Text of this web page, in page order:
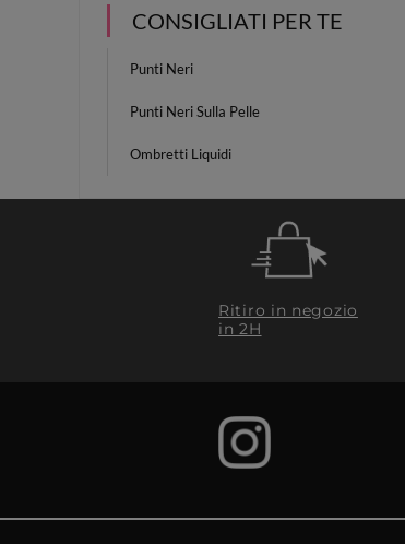
CONSIGLIATI PER TE
Punti Neri
Punti Neri Sulla Pelle
Ombretti Liquidi
Ritiro in negozio
in 2H